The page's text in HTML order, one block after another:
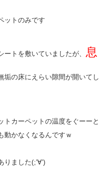
ットのみです
トを敷いていましたが、 息
垢の床にえらい隙間が開いてし
トカーペットの温度をぐーーと
動かなくなるんですｗ
ました(;’∀’)